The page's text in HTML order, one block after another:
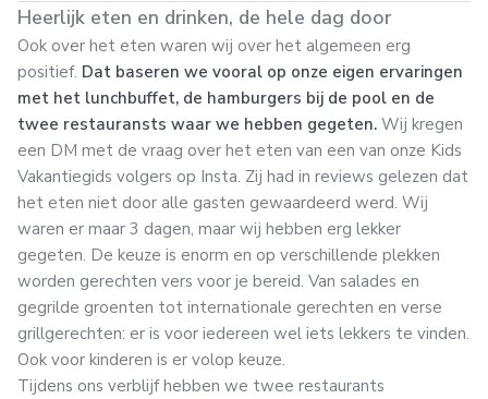
Heerlijk eten en drinken, de hele dag door
Ook over het eten waren wij over het algemeen erg
positief. Dat baseren we vooral op onze eigen ervaringen
met het lunchbuffet, de hamburgers bij de pool en de
twee restauransts waar we hebben gegeten. Wij kregen
een DM met de vraag over het eten van een van onze Kids
Vakantiegids volgers op Insta. Zij had in reviews gelezen dat
het eten niet door alle gasten gewaardeerd werd. Wij
waren er maar 3 dagen, maar wij hebben erg lekker
gegeten. De keuze is enorm en op verschillende plekken
worden gerechten vers voor je bereid. Van salades en
gegrilde groenten tot internationale gerechten en verse
grillgerechten: er is voor iedereen wel iets lekkers te vinden.
Ook voor kinderen is er volop keuze.
Tijdens ons verblijf hebben we twee restaurants